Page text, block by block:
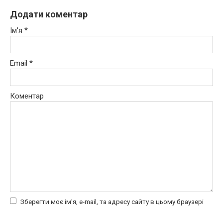
Додати коментар
Ім'я *
Email *
Коментар
Зберегти моє ім'я, e-mail, та адресу сайту в цьому браузері